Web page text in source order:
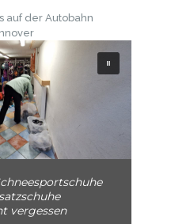
auf der Autobahn
vergessen